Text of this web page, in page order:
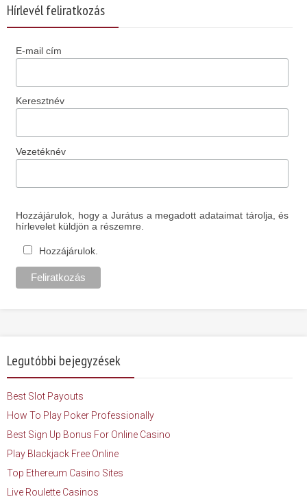
Hírlevél feliratkozás
E-mail cím
Keresztnév
Vezetéknév
Hozzájárulok, hogy a Jurátus a megadott adataimat tárolja, és
hírlevelet küldjön a részemre.
Hozzájárulok.
Legutóbbi bejegyzések
Best Slot Payouts
How To Play Poker Professionally
Best Sign Up Bonus For Online Casino
Play Blackjack Free Online
Top Ethereum Casino Sites
Live Roulette Casinos